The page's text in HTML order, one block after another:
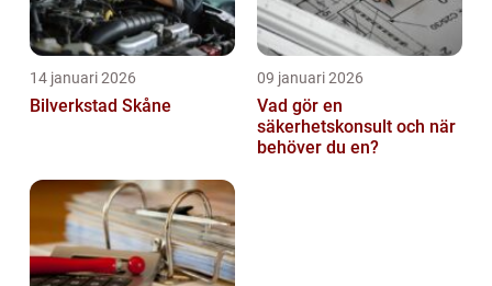
14 januari 2026
Bilverkstad Skåne
09 januari 2026
Vad gör en
säkerhetskonsult och när
behöver du en?